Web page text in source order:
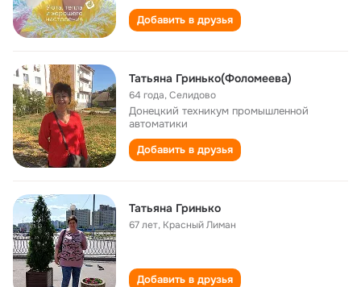
Добавить в друзья
Татьяна Гринько(Фоломеева)
64 года,Селидово
Донецкий техникум промышленной
автоматики
Добавить в друзья
Татьяна Гринько
67 лет, Красный Лиман
Добавить в друзья